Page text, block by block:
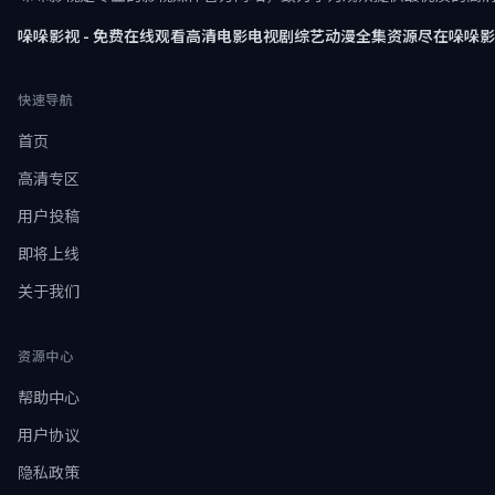
哚哚影视 - 免费在线观看高清电影电视剧综艺动漫全集资源尽在哚哚
快速导航
首页
高清专区
用户投稿
即将上线
关于我们
资源中心
帮助中心
用户协议
隐私政策